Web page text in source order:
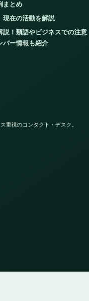
まとめ
現在の活動を解説
説！類語やビジネスでの注意
バー情報も紹介
重視のコンタクト・デスク。